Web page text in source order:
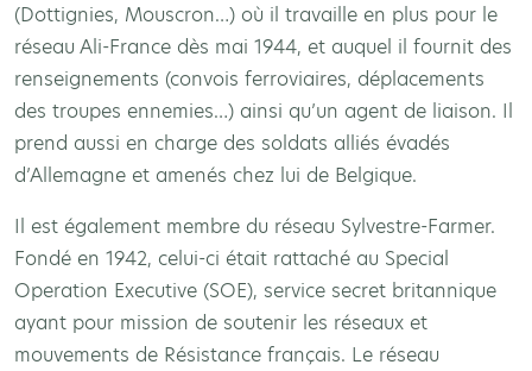
(Dottignies, Mouscron…) où il travaille en plus pour le
réseau Ali-France dès mai 1944, et auquel il fournit des
renseignements (convois ferroviaires, déplacements
des troupes ennemies…) ainsi qu’un agent de liaison. Il
prend aussi en charge des soldats alliés évadés
d’Allemagne et amenés chez lui de Belgique.
Il est également membre du réseau Sylvestre-Farmer.
Fondé en 1942, celui-ci était rattaché au Special
Operation Executive (SOE), service secret britannique
ayant pour mission de soutenir les réseaux et
mouvements de Résistance français. Le réseau